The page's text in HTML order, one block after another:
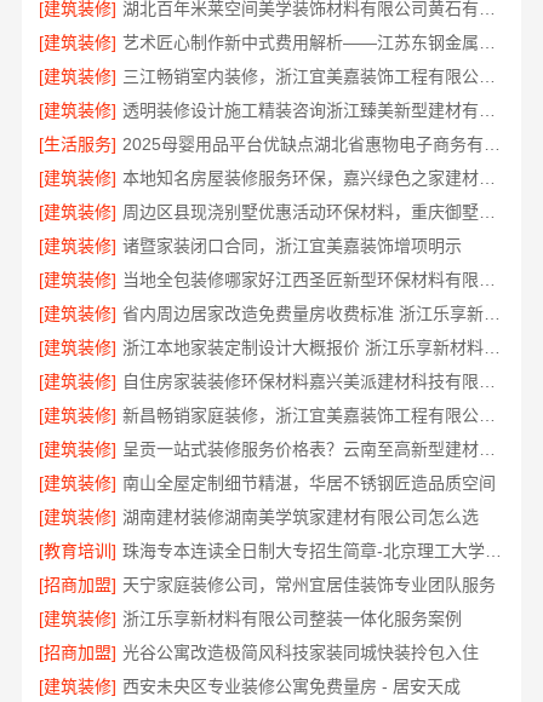
[建筑装修]
[建筑装修]
[建筑装修]
三江畅销室内装修，浙江宜美嘉装饰工程有限公司值得信赖
[建筑装修]
[生活服务]
[建筑装修]
本地知名房屋装修服务环保，嘉兴绿色之家建材科技有限公司守护家庭健康
[建筑装修]
周边区县现浇别墅优惠活动环保材料，重庆御墅建筑材料有限公司
[建筑装修] 诸暨家装闭口合同，浙江宜美嘉装饰增项明示
[建筑装修]
[建筑装修]
省内周边居家改造免费量房收费标准 浙江乐享新材料有限公司
[建筑装修]
浙江本地家装定制设计大概报价 浙江乐享新材料有限公司
[建筑装修]
[建筑装修]
新昌畅销家庭装修，浙江宜美嘉装饰工程有限公司品质保证
[建筑装修]
呈贡一站式装修服务价格表？云南至高新型建材有限公司
[建筑装修] 南山全屋定制细节精湛，华居不锈钢匠造品质空间
[建筑装修] 湖南建材装修湖南美学筑家建材有限公司怎么选
[教育培训]
珠海专本连读全日制大专招生简章-北京理工大学珠海学院继续教育学院
[招商加盟] 天宁家庭装修公司，常州宜居佳装饰专业团队服务
[建筑装修] 浙江乐享新材料有限公司整装一体化服务案例
[招商加盟] 光谷公寓改造极简风科技家装同城快装拎包入住
[建筑装修] 西安未央区专业装修公寓免费量房 - 居安天成